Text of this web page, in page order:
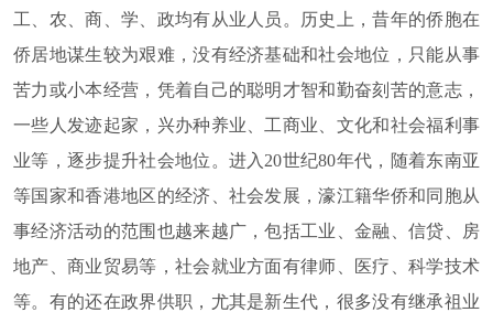
工、农、商、学、政均有从业人员。历史上，昔年的侨胞在
侨居地谋生较为艰难，没有经济基础和社会地位，只能从事
苦力或小本经营，凭着自己的聪明才智和勤奋刻苦的意志，
一些人发迹起家，兴办种养业、工商业、文化和社会福利事
业等，逐步提升社会地位。进入 20世纪80年代，随着东南亚
等国家和香港地区的经济、社会发展，濠江籍华侨和同胞从
事经济活动的范围也越来越广，包括工业、金融、信贷、房
地产、商业贸易等，社会就业方面有律师、医疗、科学技术
等。有的还在政界供职，尤其是新生代，很多没有继承祖业